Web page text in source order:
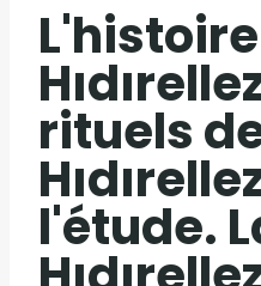
rituels
l'étude.